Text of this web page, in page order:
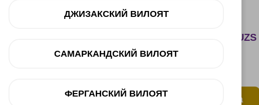
Muddatli to‘lov
dan 2 234 000 UZS
Oldindan buyurtma
ДЖИЗАКСКИЙ ВИЛОЯТ
САМАРКАНДСКИЙ ВИЛОЯТ
ФЕРГАНСКИЙ ВИЛОЯТ